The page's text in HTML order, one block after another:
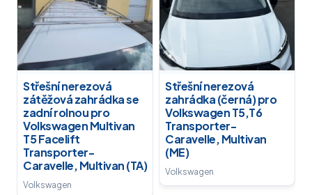
Střešní nerezová
zátěžová zahrádka se
zadní rolnou pro
Volkswagen Multivan
T5 Facelift
Transporter-
Caravelle, Multivan (TA)
Volkswagen
Střešní nerezová
zahrádka (černá) pro
Volkswagen T5,T6
Transporter-
Caravelle, Multivan
(ME)
Volkswagen